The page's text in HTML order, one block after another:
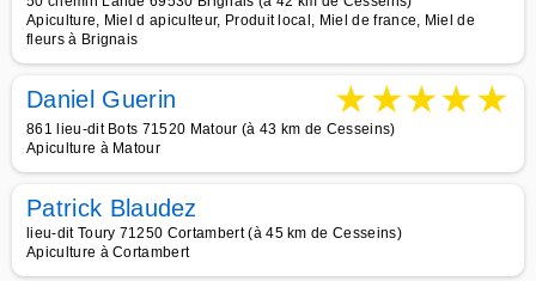
Apiculture, Miel d apiculteur, Produit local, Miel de france, Miel de
fleurs à Brignais
Daniel Guerin ★★★★★
861 lieu-dit Bots 71520 Matour (à 43 km de Cesseins)
Apiculture à Matour
Patrick Blaudez
lieu-dit Toury 71250 Cortambert (à 45 km de Cesseins)
Apiculture à Cortambert